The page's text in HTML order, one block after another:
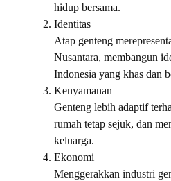
hidup bersama.
Identitas
Atap genteng
Nusantara, membangun
Indonesia yang khas dan
Kenyamanan
Genteng lebih adaptif
rumah tetap sejuk, dan
keluarga.
Ekonomi
Menggerakkan industri